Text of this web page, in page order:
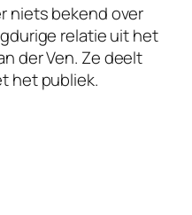
niets bekend over
relatie uit het
der Ven. Ze deelt
het publiek.